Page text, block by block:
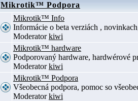
Mikrotik™ Podpora
Mikrotik™ Info
Informácie o beta verziách ,
Moderatorkiwi
Mikrotik™ hardware
Podporovaný hardware, hardwérové
Moderatorkiwi
Mikrotik™ Podpora
Všeobecná podpora, pomoc so
Moderatorkiwi